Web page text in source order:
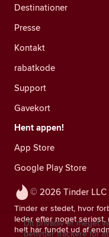
© 2026 Tinder LLC
Tinder er stedet, hvor
leder efter noget
helt har fundet ud af
Destinationer
Presse
Kontakt
rabatkode
Support
Gavekort
Hent appen!
App Store
Google Play Store
Dit privatliv er meget
benytter trackere for